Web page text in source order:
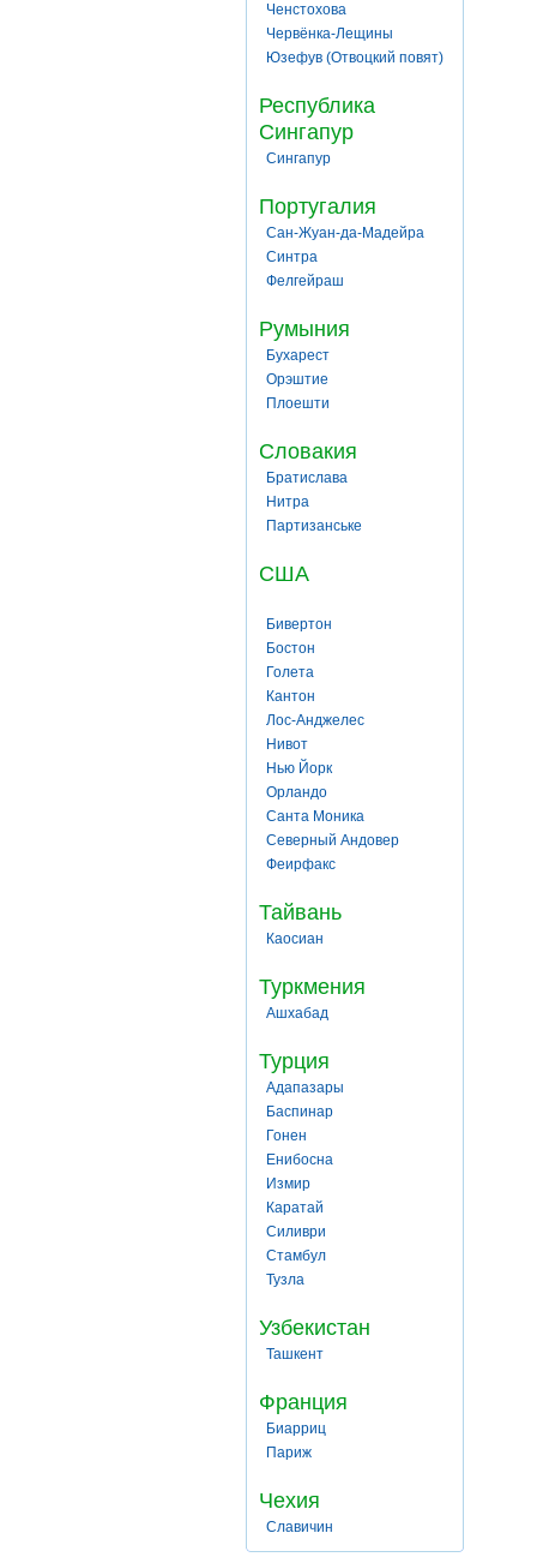
Ченстохова
Червёнка-Лещины
Юзефув (Отвоцкий повят)
Республика
Сингапур
Сингапур
Португалия
Сан-Жуан-да-Мадейра
Синтра
Фелгейраш
Румыния
Бухарест
Орэштие
Плоешти
Словакия
Братислава
Нитра
Партизанське
США
Бивертон
Бостон
Голета
Кантон
Лос-Анджелес
Нивот
Нью Йорк
Орландо
Санта Моника
Северный Андовер
Феирфакс
Тайвань
Каосиан
Туркмения
Ашхабад
Турция
Адапазары
Баспинар
Гонен
Енибосна
Измир
Каратай
Силиври
Стамбул
Тузла
Узбекистан
Ташкент
Франция
Биарриц
Париж
Чехия
Славичин